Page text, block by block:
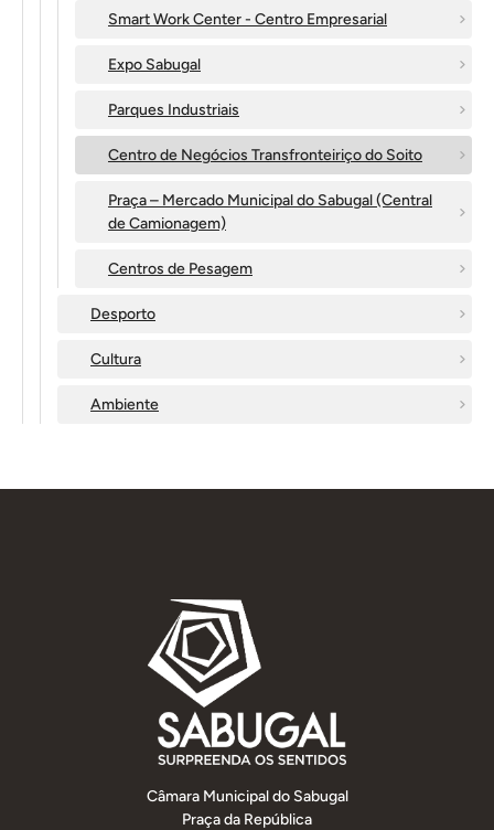
Smart Work Center - Centro Empresarial
Expo Sabugal
Parques Industriais
Centro de Negócios Transfronteiriço do Soito
Praça – Mercado Municipal do Sabugal (Central
de Camionagem)
Centros de Pesagem
Desporto
Cultura
Ambiente
Câmara Municipal do Sabugal
Praça da República